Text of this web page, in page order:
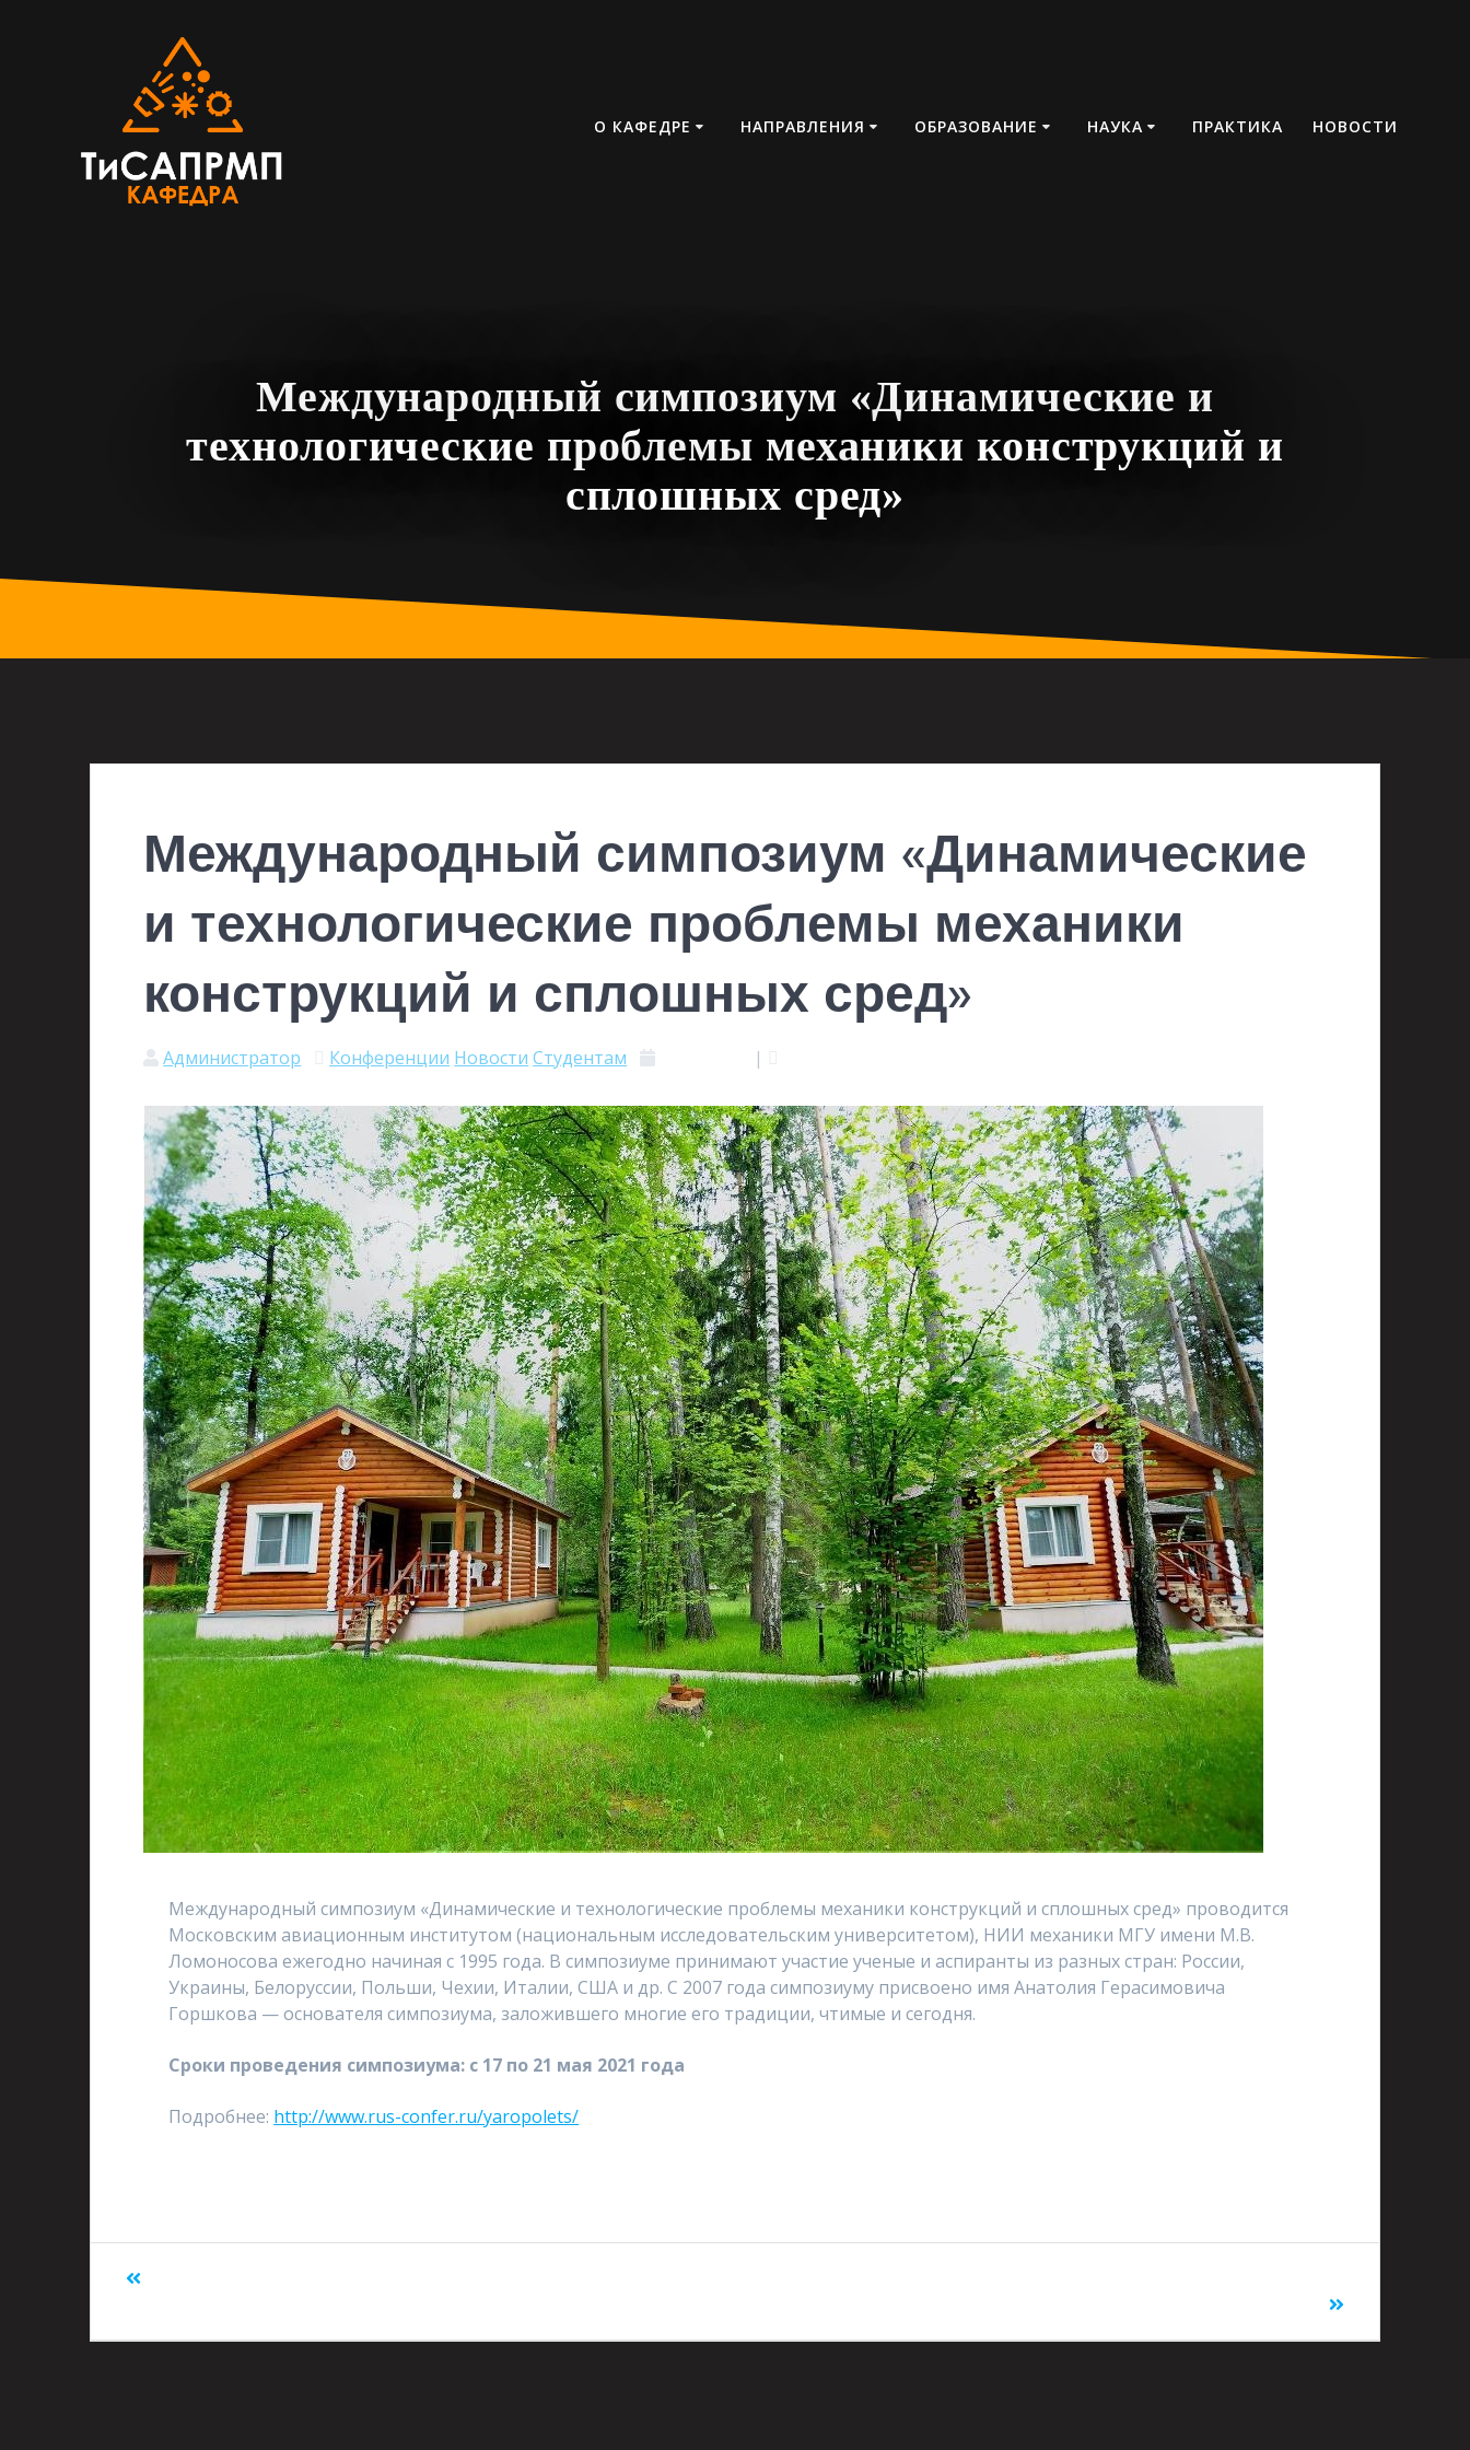
О КАФЕДРЕ НАПРАВЛЕНИЯ ОБРАЗОВАНИЕ НАУКА ПРАКТИКА НОВОСТИ
Международный симпозиум «Динамические и
технологические проблемы механики конструкций и
сплошных сред»
Международный симпозиум «Динамические
и технологические проблемы механики
конструкций и сплошных сред»
Администратор Конференции Новости Студентам |
Международный симпозиум «Динамические и технологические проблемы механики конструкций и сплошных сред» проводится
Московским авиационным институтом (национальным исследовательским университетом), НИИ механики МГУ имени М.В.
Ломоносова ежегодно начиная с 1995 года. В симпозиуме принимают участие ученые и аспиранты из разных стран: России,
Украины, Белоруссии, Польши, Чехии, Италии, США и др. С 2007 года симпозиуму присвоено имя Анатолия Герасимовича
Горшкова — основателя симпозиума, заложившего многие его традиции, чтимые и сегодня.
Сроки проведения симпозиума: с 17 по 21 мая 2021 года
Подробнее: http://www.rus-confer.ru/yaropolets/